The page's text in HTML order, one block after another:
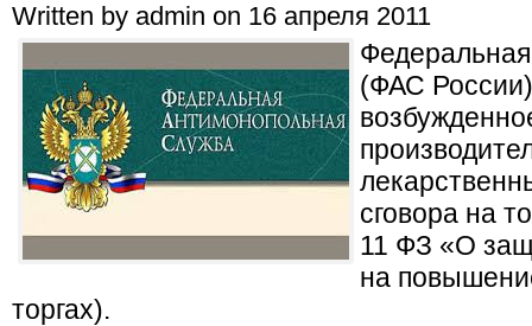
Written by admin on 16 апреля 2011
(ФАС
сговора на
11 ФЗ «О
на
торгах).